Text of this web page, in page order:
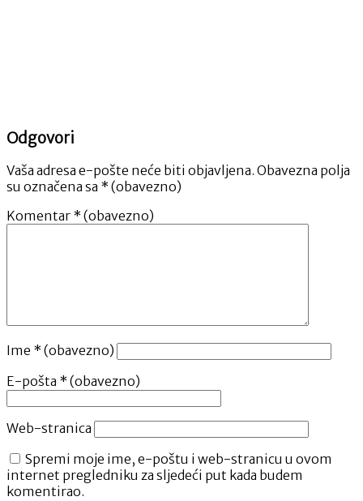
Odgovori
Vaša adresa e-pošte neće biti objavljena. Obavezna polja
su označena sa * (obavezno)
Komentar * (obavezno)
Ime * (obavezno)
E-pošta * (obavezno)
Web-stranica
Spremi moje ime, e-poštu i web-stranicu u ovom
internet pregledniku za sljedeći put kada budem
komentirao.